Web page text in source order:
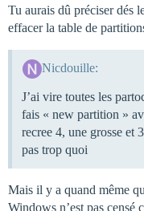
Tu aurais dû préciser dés
effacer la table de
Nicdouille:
J’ai vire toutes les
fais « new partition »
recree 4, une grosse et
pas trop quoi
Mais il y a quand même
Windows n’est pas censé